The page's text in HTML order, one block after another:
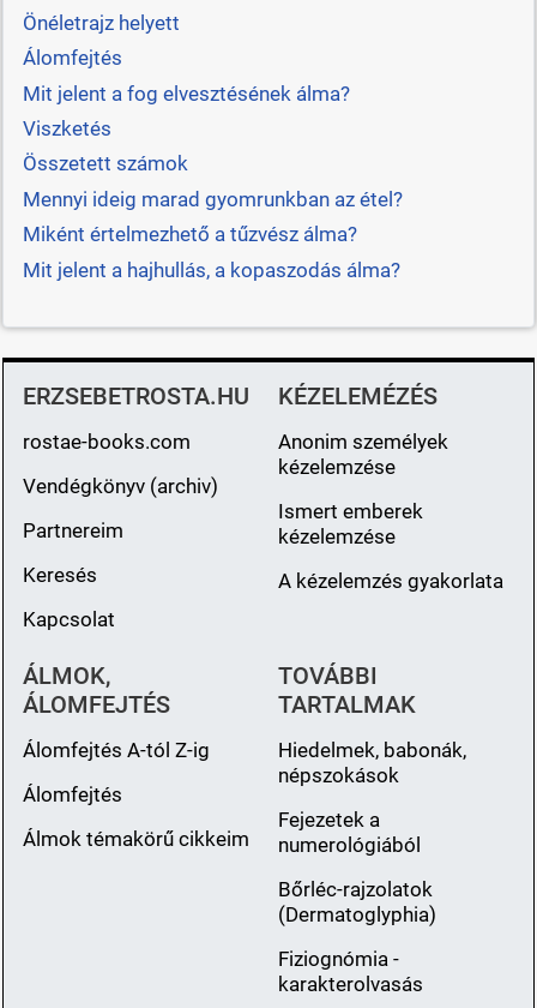
Önéletrajz helyett
Álomfejtés
Mit jelent a fog elvesztésének álma?
Viszketés
Összetett számok
Mennyi ideig marad gyomrunkban az étel?
Miként értelmezhető a tűzvész álma?
Mit jelent a hajhullás, a kopaszodás álma?
ERZSEBETROSTA.HU
rostae-books.com
Vendégkönyv (archiv)
Partnereim
Keresés
Kapcsolat
KÉZELEMÉZÉS
Anonim személyek
kézelemzése
Ismert emberek
kézelemzése
A kézelemzés gyakorlata
ÁLMOK,
ÁLOMFEJTÉS
Álomfejtés A-tól Z-ig
Álomfejtés
Álmok témakörű cikkeim
TOVÁBBI
TARTALMAK
Hiedelmek, babonák,
népszokások
Fejezetek a
numerológiából
Bőrléc-rajzolatok
(Dermatoglyphia)
Fiziognómia -
karakterolvasás